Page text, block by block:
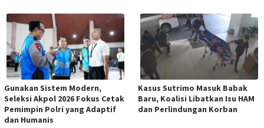
Gunakan Sistem Modern,
Seleksi Akpol 2026 Fokus Cetak
Pemimpin Polri yang Adaptif
dan Humanis
Kasus Sutrimo Masuk Babak
Baru, Koalisi Libatkan Isu HAM
dan Perlindungan Korban